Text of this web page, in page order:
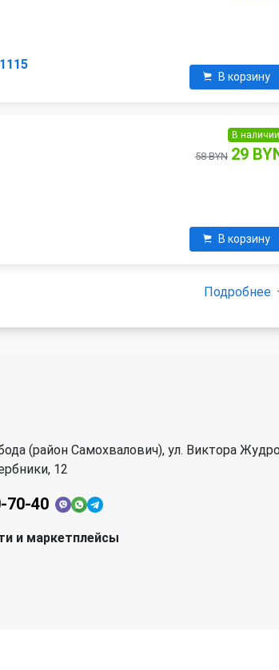
В корзину
В наличии
58 BYN 29
В корзину
Подробнее
(район Самохвалович), ул. Виктора
12
70-40
и маркетплейсы